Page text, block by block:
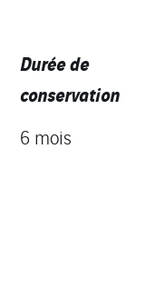
Durée de
conservation
6 mois